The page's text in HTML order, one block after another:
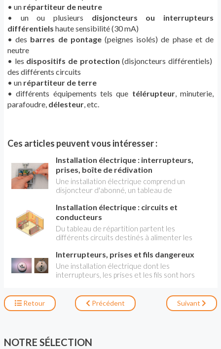
• un répartiteur de neutre
• un ou plusieurs
disjoncteurs ou interrupteurs
différentiels haute sensibilité (30 mA)
• des barres de pontage (peignes isolés) de phase et de
neutre
• les dispositifs de protection (disjoncteurs différentiels)
des différents circuits
• un répartiteur de terre
• différents équipements tels que télérupteur, minuterie,
parafoudre, délesteur, etc.
Ces articles peuvent vous intéresser :
Installation électrique : interrupteurs,
prises, boîte de rédivation
Une installation électrique comprend un
disjoncteur d'abonné, un tableau de
circuits. Tout ce dispositif sert à fournir ou à
mettre à disposition du courant électrique à un
certain nombre d'équipement : interrupteur,
prises, boîte de dérivation. VOIR AUSSI :
INSTALLATION ÉLECTRIQUE : DISJONCTEUR
PRINCIPAL ET TABLEAU DE RÉPARTITION
VOIR AUSSI : INSTALLATION ÉLECTRIQUE :
CIRCUITS ET CONDUCTEURS
Installation électrique : circuits et
conducteurs
Du tableau de répartition partent les
différents circuits destinés à alimenter les
exigeant une alimentation et un raccordement
directs. Chaque circuit est protégé par un
disjoncteur d'ampérage adapté aux appareils
alimentés. Il en est de même pour le diamètre
Interrupteurs, prises et fils dangereux
Une installation électrique dont les
interrupteurs, les prises et les fils sont hors
sont importants. Elle doit être refait au plus vite
en adoptants des matériels aux normes .
Retour Précédent Suivant
NOTRE SÉLECTION